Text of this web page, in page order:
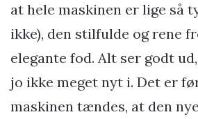
at hele maskinen er lige så
ikke), den stilfulde og rene
elegante fod. Alt ser godt
jo ikke meget nyt i. Det er
maskinen tændes, at den